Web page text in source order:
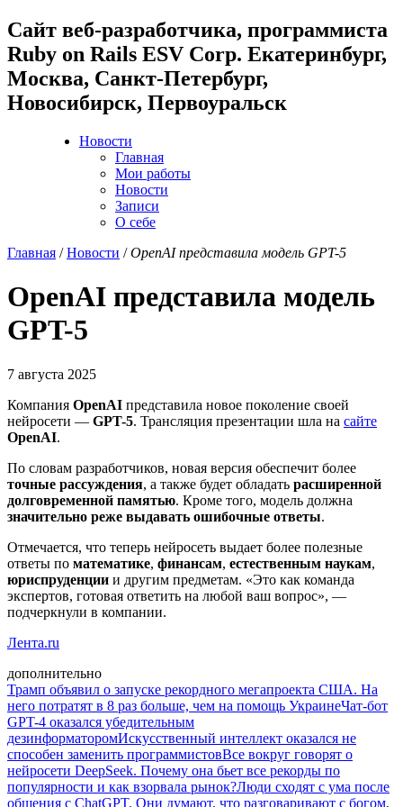
Cайт веб-разработчика, программиста
Ruby on Rails ESV Corp. Екатеринбург,
Москва, Санкт-Петербург,
Новосибирск, Первоуральск
Новости
Главная
Мои работы
Новости
Записи
О себе
Главная /Новости /OpenAI представила модель GPT-5
OpenAI представила модель
GPT-5
7 августа 2025
Компания OpenAI представила новое поколение своей
нейросети — GPT-5. Трансляция презентации шла на сайте
OpenAI.
По словам разработчиков, новая версия обеспечит более
точные рассуждения, а также будет обладать расширенной
долговременной памятью. Кроме того, модель должна
значительно реже выдавать ошибочные ответы.
Отмечается, что теперь нейросеть выдает более полезные
ответы по математике, финансам, естественным наукам,
юриспруденции и другим предметам. «Это как команда
экспертов, готовая ответить на любой ваш вопрос», —
подчеркнули в компании.
Лента.ru
дополнительно
Трамп объявил о запуске рекордного мегапроекта США. На
него потратят в 8 раз больше, чем на помощь УкраинеЧат-бот
GPT-4 оказался убедительным
дезинформаторомИскусственный интеллект оказался не
способен заменить программистовВсе вокруг говорят о
нейросети DeepSeek. Почему она бьет все рекорды по
популярности и как взорвала рынок?Люди сходят с ума после
общения с ChatGPT. Они думают, что разговаривают с богом,